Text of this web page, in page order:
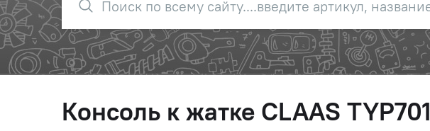
Консоль к жатке CLAAS TYP701